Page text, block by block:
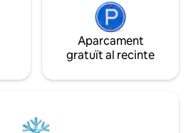
Aparcament
gratuït al recinte